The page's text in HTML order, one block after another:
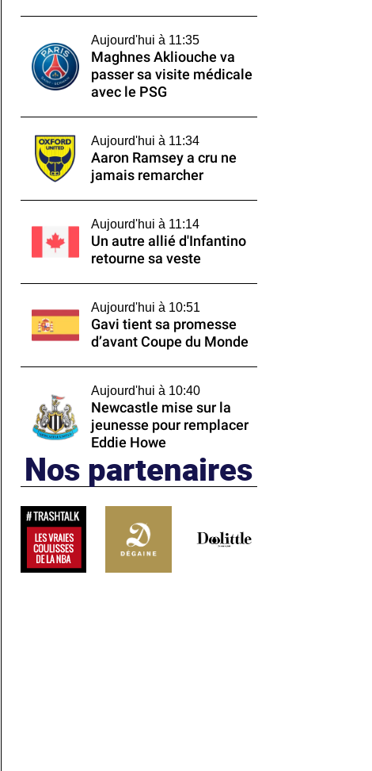
Aujourd'hui à 11:35
Maghnes Akliouche va
passer sa visite médicale
avec le PSG
Aujourd'hui à 11:34
Aaron Ramsey a cru ne
jamais remarcher
Aujourd'hui à 11:14
Un autre allié d'Infantino
retourne sa veste
Aujourd'hui à 10:51
Gavi tient sa promesse
d’avant Coupe du Monde
Aujourd'hui à 10:40
Newcastle mise sur la
jeunesse pour remplacer
Eddie Howe
Nos partenaires